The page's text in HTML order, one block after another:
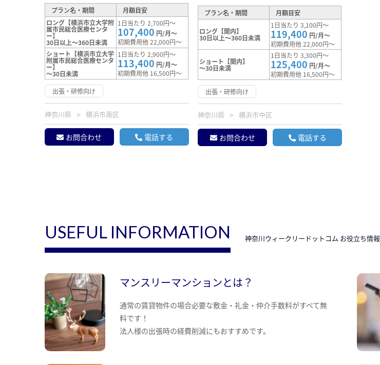
プラン名・期間
月額目安
ロング【横浜市立大学附
属市民総合医療センタ
ー】
30日以上～360日未満
1日当たり 2,700円～
107,400 円/月～
初期費用他 22,000円～
ショート【横浜市立大学
附属市民総合医療センタ
ー】
～30日未満
1日当たり 2,900円～
113,400 円/月～
初期費用他 16,500円～
出張・研修向け
神奈川県 横浜市南区
お問合わせ 電話する
プラン名・期間 月額目安
ロング【関内】
30日以上～360日未満
1日当たり 3,100円～
119,400 円/月～
初期費用他 22,000円～
ショート【関内】
～30日未満
1日当たり 3,300円～
125,400 円/月～
初期費用他 16,500円～
出張・研修向け
神奈川県 横浜市中区
お問合わせ 電話する
USEFUL INFORMATION 神奈川ウィークリードットコム お役立ち情報
マンスリーマンションとは？
通常の賃貸物件の場合必要な敷金・礼金・仲介手数料がすべて無
料です！
法人様の出張時の経費削減にもおすすめです。